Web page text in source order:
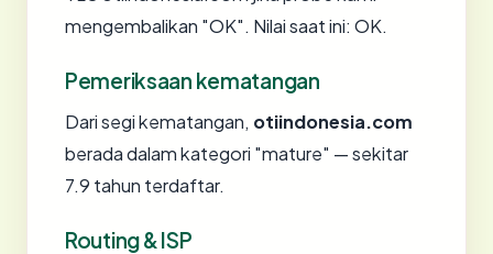
mengembalikan "OK". Nilai saat ini: OK.
Pemeriksaan kematangan
Dari segi kematangan, otiindonesia.com
berada dalam kategori "mature" — sekitar
7.9 tahun terdaftar.
Routing & ISP